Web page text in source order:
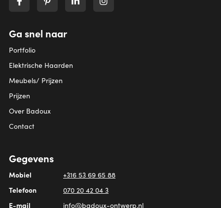
Ga snel naar
Portfolio
Elektrische Haarden
Meubels/ Prijzen
Prijzen
Over Badoux
Contact
Gegevens
Mobiel +316 53 69 65 88
Telefoon 070 20 42 04 3
E-mail info@badoux-ontwerp.nl